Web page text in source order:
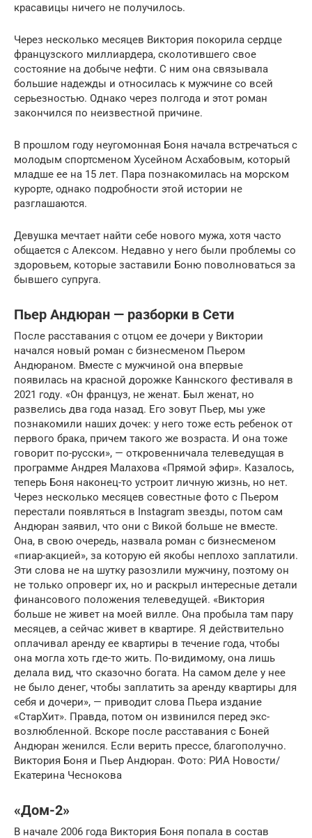
красавицы ничего не получилось.
Через несколько месяцев Виктория покорила сердце
французского миллиардера, сколотившего свое
состояние на добыче нефти. С ним она связывала
большие надежды и относилась к мужчине со всей
серьезностью. Однако через полгода и этот роман
закончился по неизвестной причине.
В прошлом году неугомонная Боня начала встречаться с
молодым спортсменом Хусейном Асхабовым, который
младше ее на 15 лет. Пара познакомилась на морском
курорте, однако подробности этой истории не
разглашаются.
Девушка мечтает найти себе нового мужа, хотя часто
общается с Алексом. Недавно у него были проблемы со
здоровьем, которые заставили Боню поволноваться за
бывшего супруга.
Пьер Андюран — разборки в Сети
После расставания с отцом ее дочери у Виктории
начался новый роман с бизнесменом Пьером
Андюраном. Вместе с мужчиной она впервые
появилась на красной дорожке Каннского фестиваля в
2021 году. «Он француз, не женат. Был женат, но
развелись два года назад. Его зовут Пьер, мы уже
познакомили наших дочек: у него тоже есть ребенок от
первого брака, причем такого же возраста. И она тоже
говорит по-русски», — откровенничала телеведущая в
программе Андрея Малахова «Прямой эфир». Казалось,
теперь Боня наконец-то устроит личную жизнь, но нет.
Через несколько месяцев совестные фото с Пьером
перестали появляться в Instagram звезды, потом сам
Андюран заявил, что они с Викой больше не вместе.
Она, в свою очередь, назвала роман с бизнесменом
«пиар-акцией», за которую ей якобы неплохо заплатили.
Эти слова не на шутку разозлили мужчину, поэтому он
не только опроверг их, но и раскрыл интересные детали
финансового положения телеведущей. «Виктория
больше не живет на моей вилле. Она пробыла там пару
месяцев, а сейчас живет в квартире. Я действительно
оплачивал аренду ее квартиры в течение года, чтобы
она могла хоть где-то жить. По-видимому, она лишь
делала вид, что сказочно богата. На самом деле у нее
не было денег, чтобы заплатить за аренду квартиры для
себя и дочери», — приводит слова Пьера издание
«СтарХит». Правда, потом он извинился перед экс-
возлюбленной. Вскоре после расставания с Боней
Андюран женился. Если верить прессе, благополучно.
Виктория Боня и Пьер Андюран. Фото: РИА Новости/
Екатерина Чеснокова
«Дом-2»
В начале 2006 года Виктория Боня попала в состав